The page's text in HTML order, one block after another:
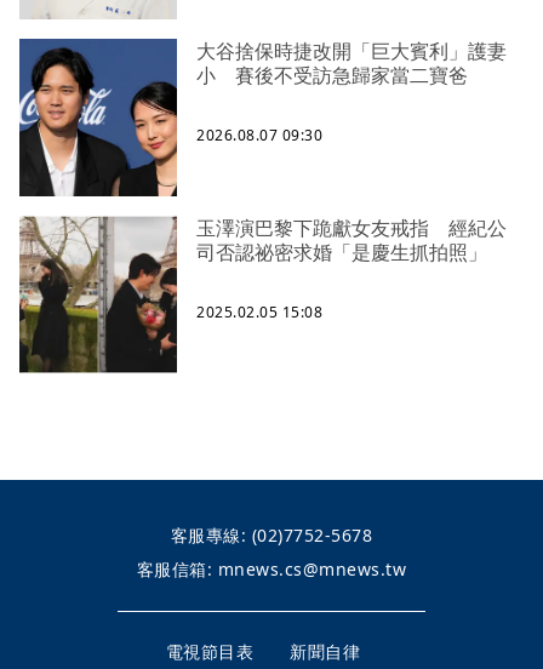
大谷捨保時捷改開「巨大賓利」護妻
小 賽後不受訪急歸家當二寶爸
2026.08.07 09:30
玉澤演巴黎下跪獻女友戒指 經紀公
司否認祕密求婚「是慶生抓拍照」
2025.02.05 15:08
客服專線: (02)7752-5678
客服信箱: mnews.cs@mnews.tw
電視節目表
新聞自律